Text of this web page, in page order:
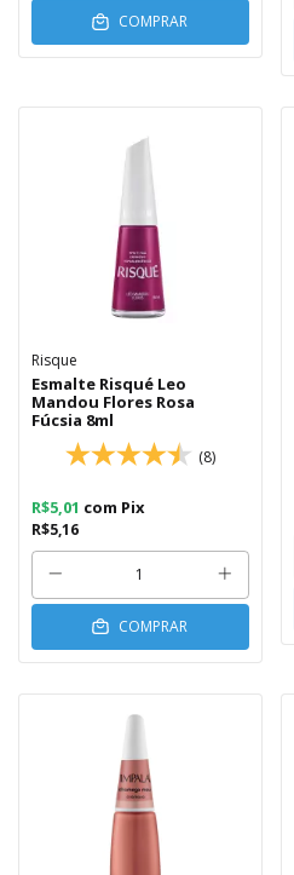
COMPRAR
Risque
Esmalte Risqué Leo
Mandou Flores Rosa
Fúcsia 8ml
(8)
R$5,16
R$5,01 com Pix
COMPRAR